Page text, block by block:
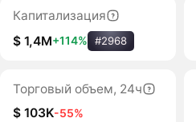
Капитализация
$ 1,4M+114% #2968
Торговый объем, 24ч
$ 103K-55%